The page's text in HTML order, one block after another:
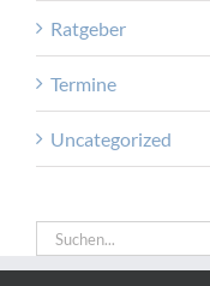
Ratgeber
Termine
Uncategorized
Suche
nach: